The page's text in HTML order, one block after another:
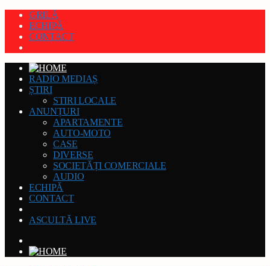
GRILĂ
ECHIPĂ
CONTACT
RADIO MEDIAȘ
ȘTIRI
STIRI LOCALE
ANUNȚURI
APARTAMENTE
AUTO-MOTO
CASE
DIVERSE
SOCIETĂȚI COMERCIALE
AUDIO
ECHIPĂ
CONTACT
ASCULTĂ LIVE